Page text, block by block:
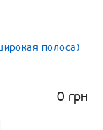
полоса)
0 грн